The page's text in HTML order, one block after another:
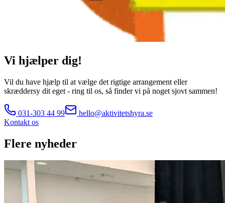
Vi hjælper dig!
Vil du have hjælp til at vælge det rigtige arrangement eller
skræddersy dit eget - ring til os, så finder vi på noget sjovt sammen!
031-303 44 99
hello@aktivitetshyra.se
Kontakt os
Flere nyheder